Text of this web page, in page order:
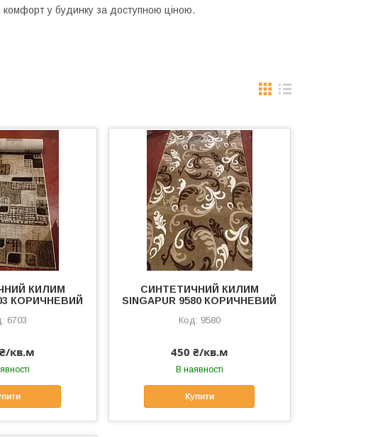
у будинку за доступною ціною.
КИЛИМ
КОРИЧНЕВИЙ
6703
кв.м
СИНТЕТИЧНИЙ КИЛИМ
SINGAPUR 9580 КОРИЧНЕВИЙ
9580
450 ₴/кв.м
В наявності
Купити